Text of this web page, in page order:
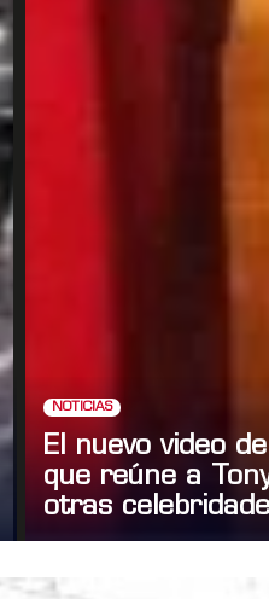
NOTICIAS
El nuevo video
que reúne a
otras